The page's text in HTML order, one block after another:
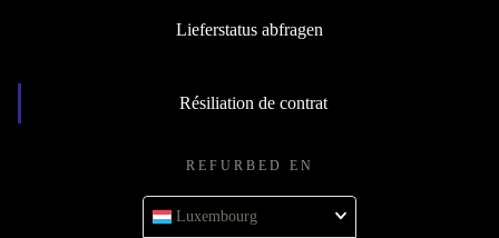
Lieferstatus abfragen
Résiliation de contrat
REFURBED EN
Luxembourg